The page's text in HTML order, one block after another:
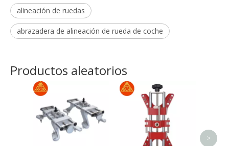
alineación de ruedas
abrazadera de alineación de rueda de coche
Productos aleatorios
>